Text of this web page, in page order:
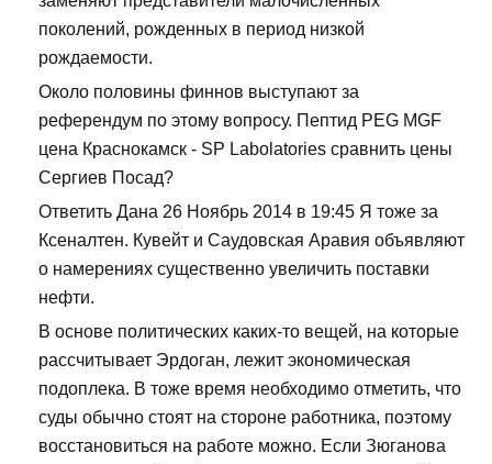
поколений, рожденных в период низкой
рождаемости.
Около половины финнов выступают за
референдум по этому вопросу. Пептид PEG MGF
цена Краснокамск - SP Labolatories сравнить цены
Сергиев Посад?
Ответить Дана 26 Ноябрь 2014 в 19:45 Я тоже за
Ксеналтен. Кувейт и Саудовская Аравия объявляют
о намерениях существенно увеличить поставки
нефти.
В основе политических каких-то вещей, на которые
рассчитывает Эрдоган, лежит экономическая
подоплека. В тоже время необходимо отметить, что
суды обычно стоят на стороне работника, поэтому
восстановиться на работе можно. Если Зюганова